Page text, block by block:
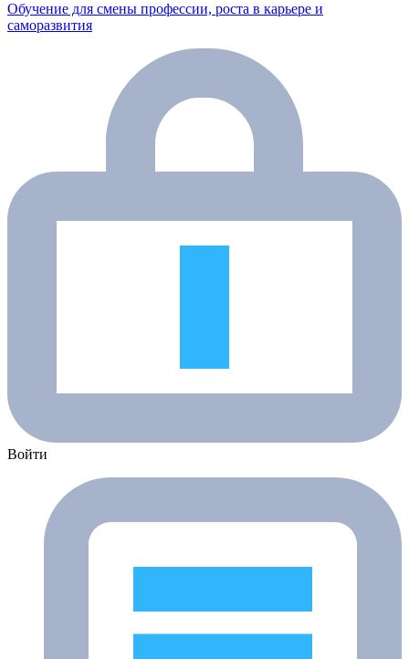
Обучение для смены профессии, роста в карьере и
саморазвития
Войти